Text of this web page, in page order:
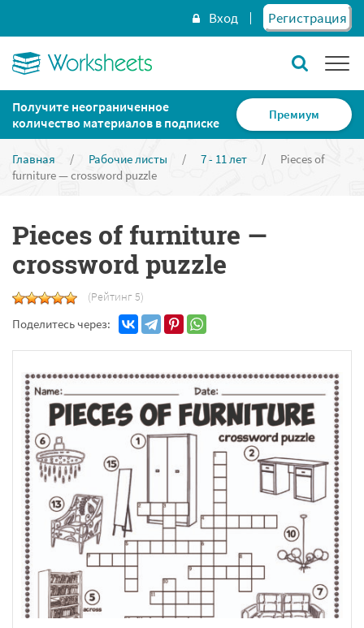
Вход Регистрация
Получите неограниченное
количество материалов в подписке
Премиум
Главная / Рабочие листы / 7 - 11 лет /
Pieces of
furniture — crossword puzzle
Pieces of furniture —
crossword puzzle
(Рейтинг 5)
Поделитесь через: